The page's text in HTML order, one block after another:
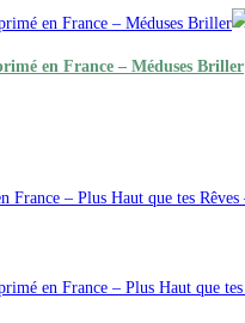
en France – Méduses Briller